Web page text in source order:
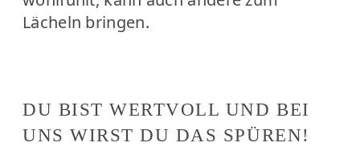
Lächeln bringen.
DU BIST WERTVOLL UND BEI
UNS WIRST DU DAS SPÜREN!